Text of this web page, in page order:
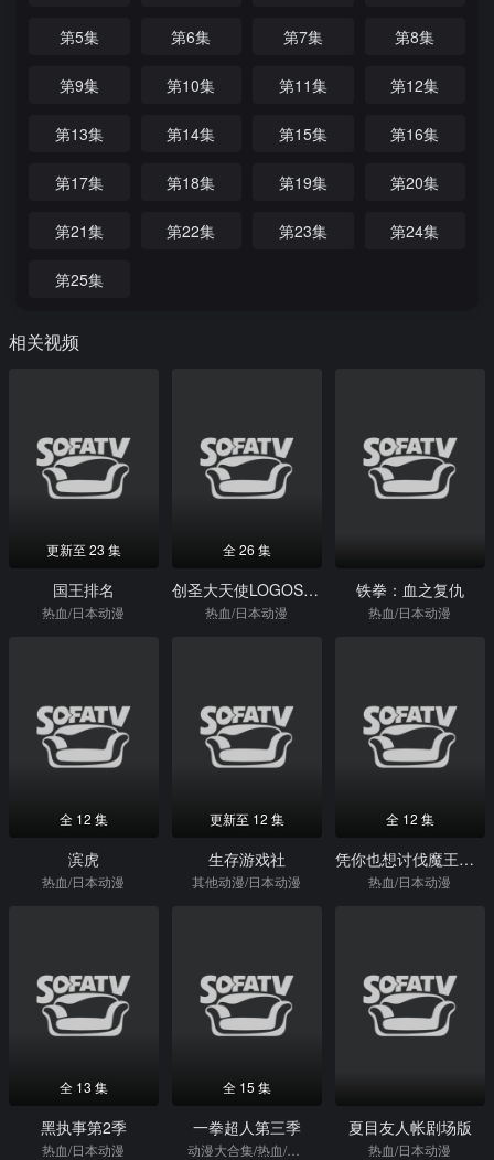
第5集 第6集 第7集 第8集
第9集 第10集 第11集 第12集
第13集 第14集 第15集 第16集
第17集 第18集 第19集 第20集
第21集 第22集 第23集 第24集
第25集
相关视频
更新至 23 集
国王排名
热血/日本动漫
全 26 集
创圣大天使LOGOS-全集
热血/日本动漫
铁拳：血之复仇
热血/日本动漫
全 12 集
滨虎
热血/日本动漫
更新至 12 集
生存游戏社
其他动漫/日本动漫
全 12 集
凭你也想讨伐魔王被勇者小队逐出队伍只好在王都生活
热血/日本动漫
全 13 集
黑执事第2季
热血/日本动漫
全 15 集
一拳超人第三季
动漫大合集/热血/日本动漫
夏目友人帐剧场版
热血/日本动漫